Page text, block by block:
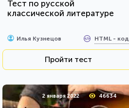
Тест по русской
классической литературе
Илья Кузнецов HTML - код
Пройти тест
2 января 2022 46634